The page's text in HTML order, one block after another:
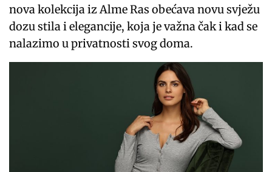
nova kolekcija iz Alme Ras obećava novu svježu
dozu stila i elegancije, koja je važna čak i kad se
nalazimo u privatnosti svog doma.